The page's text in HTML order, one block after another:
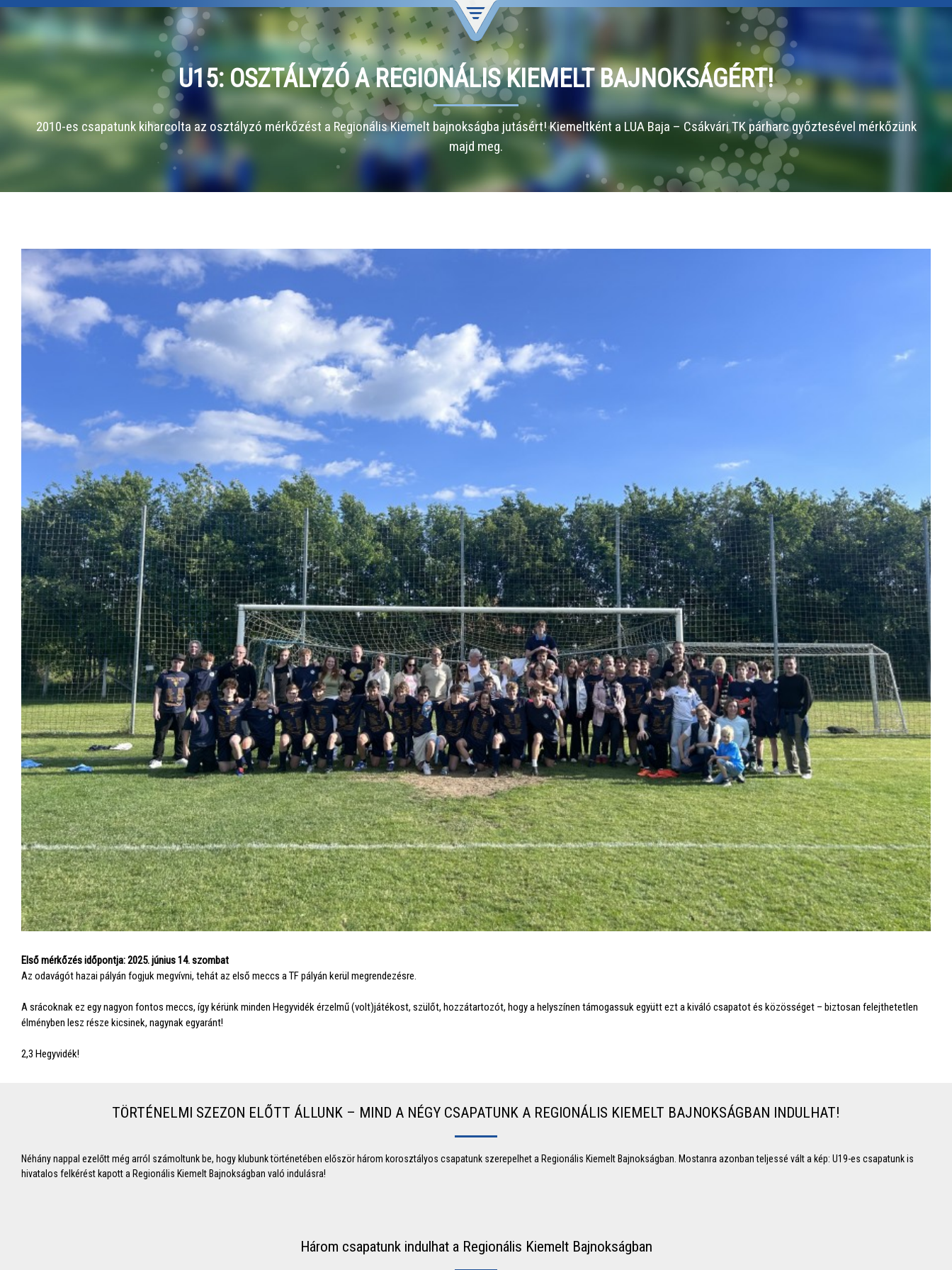
U15: OSZTÁLYZÓ A REGIONÁLIS KIEMELT BAJNOKSÁGÉRT!
2010-es csapatunk kiharcolta az osztályzó mérkőzést a Regionális Kiemelt bajnokságba jutásért! Kiemeltként a LUA Baja – Csákvári TK párharc győztesével mérkőzünk
majd meg.
Első mérkőzés időpontja: 2025. június 14. szombat
Az odavágót hazai pályán fogjuk megvívni, tehát az első meccs a TF pályán kerül megrendezésre.
A srácoknak ez egy nagyon fontos meccs, így kérünk minden Hegyvidék érzelmű (volt)játékost, szülőt, hozzátartozót, hogy a helyszínen támogassuk együtt ezt a kiváló csapatot és közösséget – biztosan felejthetetlen
élményben lesz része kicsinek, nagynak egyaránt!
2,3 Hegyvidék!
TÖRTÉNELMI SZEZON ELŐTT ÁLLUNK – MIND A NÉGY CSAPATUNK A REGIONÁLIS KIEMELT BAJNOKSÁGBAN INDULHAT!
Néhány nappal ezelőtt még arról számoltunk be, hogy klubunk történetében először három korosztályos csapatunk szerepelhet a Regionális Kiemelt Bajnokságban. Mostanra azonban teljessé vált a kép: U19-es csapatunk is
hivatalos felkérést kapott a Regionális Kiemelt Bajnokságban való indulásra!
Három csapatunk indulhat a Regionális Kiemelt Bajnokságban